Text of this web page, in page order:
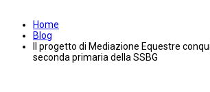
Home
Blog
Il progetto di Mediazione Equestre
seconda primaria della SSBG